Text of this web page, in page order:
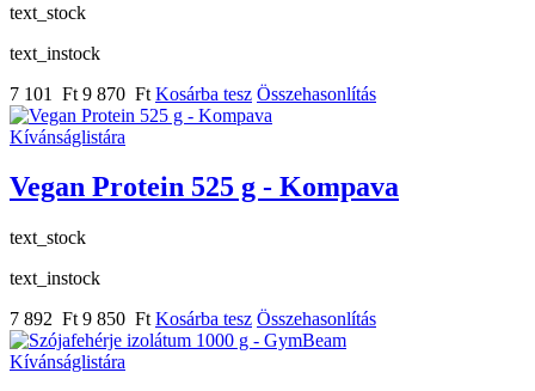
text_stock
text_instock
7 101 Ft 9 870 Ft Kosárba tesz Összehasonlítás
Kívánságlistára
Vegan Protein 525 g - Kompava
text_stock
text_instock
7 892 Ft 9 850 Ft Kosárba tesz Összehasonlítás
Kívánságlistára